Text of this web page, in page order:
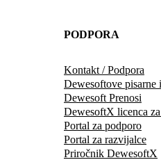
PODPORA
Kontakt / Podpora
Dewesoftove pisarne
Dewesoft Prenosi
DewesoftX licenca
Portal za podporo
Portal za razvijalce
Priročnik DewesoftX